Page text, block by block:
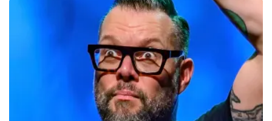
laatste 30 minuten
BESTEL NU